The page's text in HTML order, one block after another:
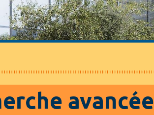
avancée